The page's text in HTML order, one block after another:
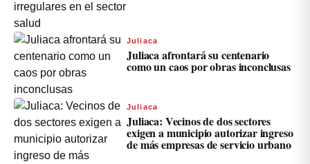
Juliaca
Juliaca afrontará su centenario
como un caos por obras inconclusas
Juliaca
Juliaca: Vecinos de dos sectores
exigen a municipio autorizar ingreso
de más empresas de servicio urbano